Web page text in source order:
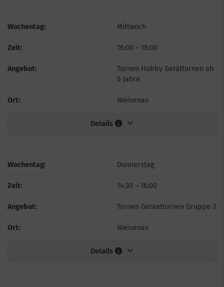
Wochentag: Mittwoch
Zeit: 16:00 – 18:00
Angebot:
Turnen Hobby Gerätturnen ab
6 Jahre
Ort: Weisenau
Details
Wochentag: Donnerstag
Zeit: 14:30 – 16:00
Angebot: Turnen Geraetturnen Gruppe 3
Ort: Weisenau
Details